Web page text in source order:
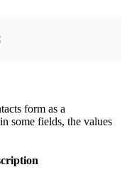
form as a
some fields, the values